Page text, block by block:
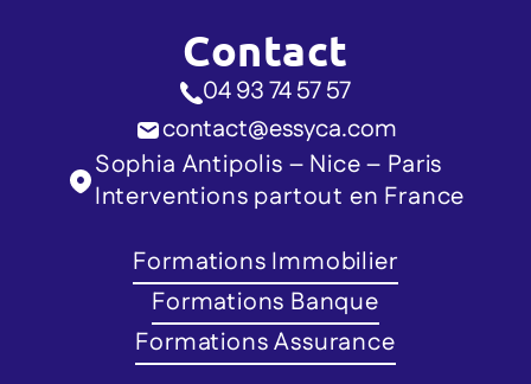
Contact
04 93 74 57 57
contact@essyca.com
Sophia Antipolis – Nice – Paris
Interventions partout en France
Formations Immobilier
Formations Banque
Formations Assurance